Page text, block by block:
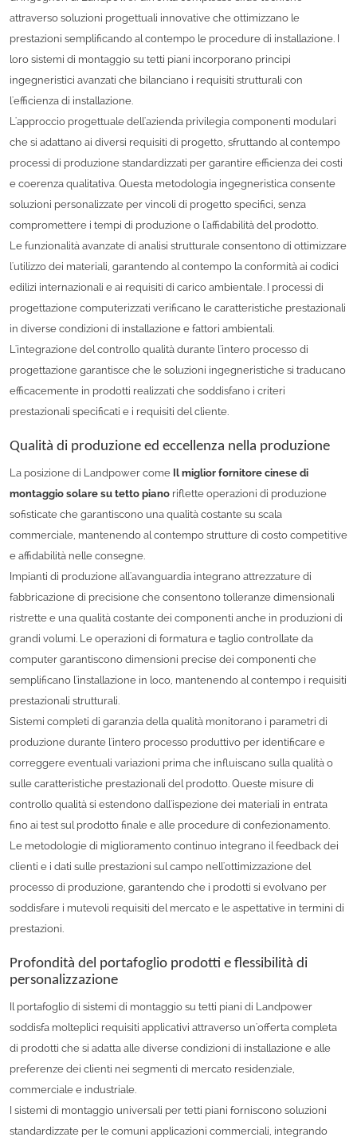
attraverso soluzioni progettuali innovative che ottimizzano le
prestazioni semplificando al contempo le procedure di installazione. I
loro sistemi di montaggio su tetti piani incorporano principi
ingegneristici avanzati che bilanciano i requisiti strutturali con
l'efficienza di installazione.
L'approccio progettuale dell'azienda privilegia componenti modulari
che si adattano ai diversi requisiti di progetto, sfruttando al contempo
processi di produzione standardizzati per garantire efficienza dei costi
e coerenza qualitativa. Questa metodologia ingegneristica consente
soluzioni personalizzate per vincoli di progetto specifici, senza
compromettere i tempi di produzione o l'affidabilità del prodotto.
Le funzionalità avanzate di analisi strutturale consentono di ottimizzare
l'utilizzo dei materiali, garantendo al contempo la conformità ai codici
edilizi internazionali e ai requisiti di carico ambientale. I processi di
progettazione computerizzati verificano le caratteristiche prestazionali
in diverse condizioni di installazione e fattori ambientali.
L'integrazione del controllo qualità durante l'intero processo di
progettazione garantisce che le soluzioni ingegneristiche si traducano
efficacemente in prodotti realizzati che soddisfano i criteri
prestazionali specificati e i requisiti del cliente.
Qualità di produzione ed eccellenza nella produzione
La posizione di Landpower come Il miglior fornitore cinese di
montaggio solare su tetto piano riflette operazioni di produzione
sofisticate che garantiscono una qualità costante su scala
commerciale, mantenendo al contempo strutture di costo competitive
e affidabilità nelle consegne.
Impianti di produzione all'avanguardia integrano attrezzature di
fabbricazione di precisione che consentono tolleranze dimensionali
ristrette e una qualità costante dei componenti anche in produzioni di
grandi volumi. Le operazioni di formatura e taglio controllate da
computer garantiscono dimensioni precise dei componenti che
semplificano l'installazione in loco, mantenendo al contempo i requisiti
prestazionali strutturali.
Sistemi completi di garanzia della qualità monitorano i parametri di
produzione durante l'intero processo produttivo per identificare e
correggere eventuali variazioni prima che influiscano sulla qualità o
sulle caratteristiche prestazionali del prodotto. Queste misure di
controllo qualità si estendono dall'ispezione dei materiali in entrata
fino ai test sul prodotto finale e alle procedure di confezionamento.
Le metodologie di miglioramento continuo integrano il feedback dei
clienti e i dati sulle prestazioni sul campo nell'ottimizzazione del
processo di produzione, garantendo che i prodotti si evolvano per
soddisfare i mutevoli requisiti del mercato e le aspettative in termini di
prestazioni.
Profondità del portafoglio prodotti e flessibilità di
personalizzazione
Il portafoglio di sistemi di montaggio su tetti piani di Landpower
soddisfa molteplici requisiti applicativi attraverso un'offerta completa
di prodotti che si adatta alle diverse condizioni di installazione e alle
preferenze dei clienti nei segmenti di mercato residenziale,
commerciale e industriale.
I sistemi di montaggio universali per tetti piani forniscono soluzioni
standardizzate per le comuni applicazioni commerciali, integrando